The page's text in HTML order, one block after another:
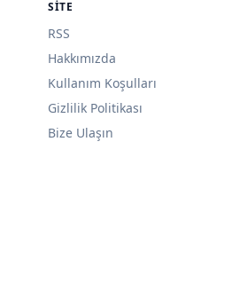
SITE
RSS
Hakkımızda
Kullanım Koşulları
Gizlilik Politikası
Bize Ulaşın